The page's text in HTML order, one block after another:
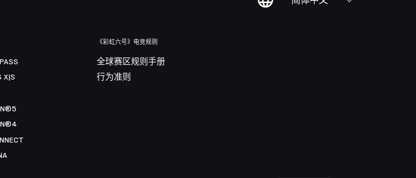
X|S
《彩虹六号》电竞规则
全球赛区规则手册
行为准则